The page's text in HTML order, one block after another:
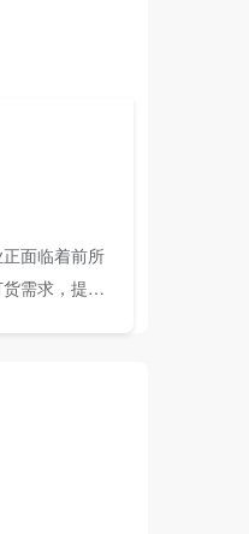
面临着前所
需求，提高